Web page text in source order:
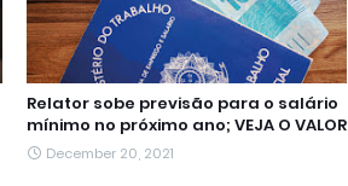
Relator sobe previsão para o salário
mínimo no próximo ano; VEJA O VALOR
December 20, 2021